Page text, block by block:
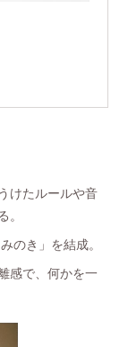
けたルールや音
のき」を結成。
感で、何かを一